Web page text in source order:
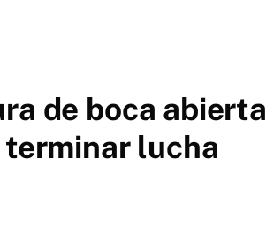
de boca abierta
lucha